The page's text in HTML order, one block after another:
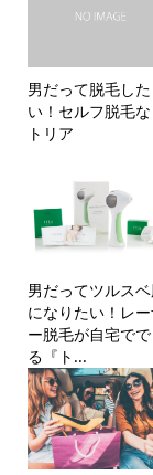
男だって脱毛した
い！セルフ脱毛な
トリア
男だってツルス
になりたい！レ
ー脱毛が自宅でで
る『ト...